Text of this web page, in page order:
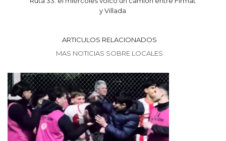
y Villada
ARTICULOS RELACIONADOS
MAS NOTICIAS SOBRE LOCALES